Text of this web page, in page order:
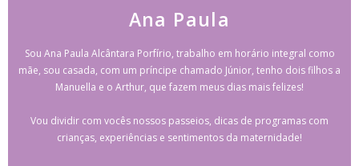
Ana Paula
Sou Ana Paula Alcântara Porfírio, trabalho em horário integral como
mãe, sou casada, com um príncipe chamado Júnior, tenho dois filhos a
Manuella e o Arthur, que fazem meus dias mais felizes!
Vou dividir com vocês nossos passeios, dicas de programas com
crianças, experiências e sentimentos da maternidade!